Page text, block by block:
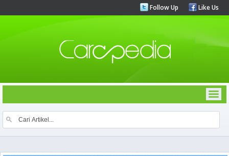
Follow Up Like Us